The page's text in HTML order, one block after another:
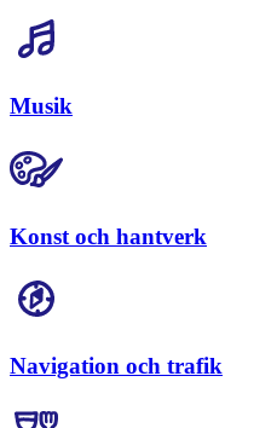
Musik
Konst och hantverk
Navigation och trafik